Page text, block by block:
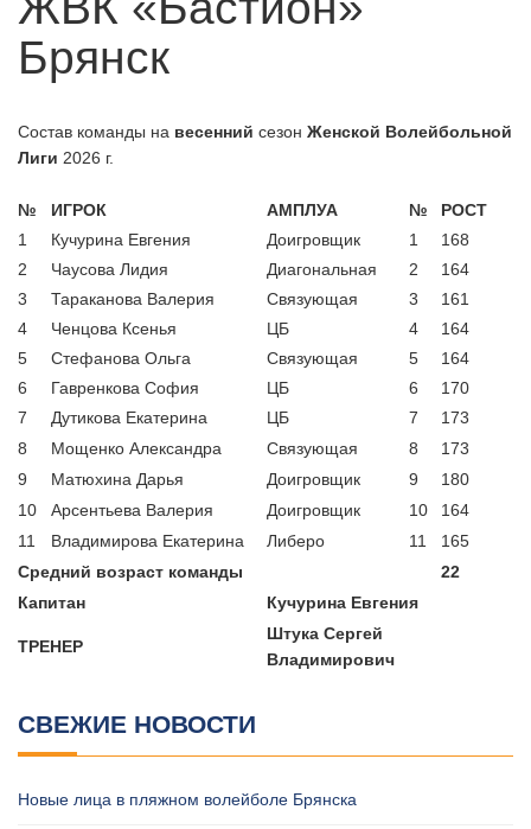
06.07.2026 А классика скоро?
06.07.2026
Обновленное положение БПВЛ |
мужчин?
Брянска
Брянск
Состав команды на весенний сезон Женской Волейбольной
Лиги 2026 г.
№ ИГРОК АМПЛУА №
РОСТ
1
Кучурина Евгения Доигровщик 1
168
2
Чаусова Лидия Диагональная 2
164
3
Тараканова Валерия Связующая 3
161
4
Ченцова Ксенья ЦБ 4
164
5
Стефанова Ольга Связующая 5
164
6
Гавренкова София ЦБ 6
170
7
Дутикова Екатерина ЦБ 7
173
8
Мощенко Александра Связующая 8
173
9
Матюхина Дарья Доигровщик 9
180
10
Арсентьева Валерия Доигровщик 10
164
11
Владимирова Екатерина Либеро 11
165
Средний возраст команды
22
Капитан
Кучурина Евгения
ТРЕНЕР
Штука Сергей
Владимирович
СВЕЖИЕ НОВОСТИ
Новые лица в пляжном волейболе Брянска